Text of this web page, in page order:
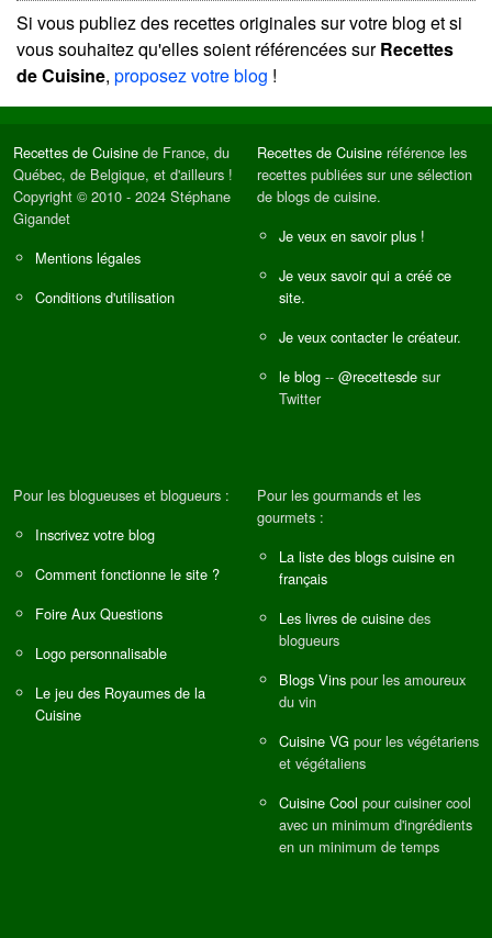
Si vous publiez des recettes originales sur votre blog et si
vous souhaitez qu'elles soient référencées surRecettes
de Cuisine, proposez votre blog !
Recettes de Cuisine de France, du
Québec, de Belgique, et d'ailleurs !
Copyright © 2010 - 2024 Stéphane
Gigandet
Mentions légales
Conditions d'utilisation
Recettes de Cuisine référence les
recettes publiées sur une sélection
de blogs de cuisine.
Je veux en savoir plus !
Je veux savoir qui a créé ce
site.
Je veux contacter le créateur.
le blog -- @recettesde sur
Twitter
Pour les blogueuses et blogueurs :
Inscrivez votre blog
Comment fonctionne le site ?
Foire Aux Questions
Logo personnalisable
Le jeu des Royaumes de la
Cuisine
Pour les gourmands et les
gourmets :
La liste des blogs cuisine en
français
Les livres de cuisine des
blogueurs
Blogs Vins pour les amoureux
du vin
Cuisine VG pour les végétariens
et végétaliens
Cuisine Cool pour cuisiner cool
avec un minimum d'ingrédients
en un minimum de temps